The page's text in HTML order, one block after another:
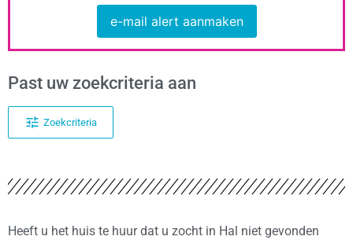
e-mail alert aanmaken
Past uw zoekcriteria aan
Zoekcriteria
Heeft u het huis te huur dat u zocht in Hal niet gevonden